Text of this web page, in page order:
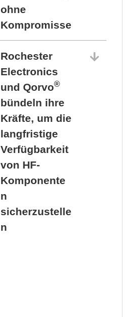
ohne
Kompromisse
Rochester
Electronics
und Qorvo®
bündeln ihre
Kräfte, um die
langfristige
Verfügbarkeit
von HF-
Komponente
n
sicherzustelle
n